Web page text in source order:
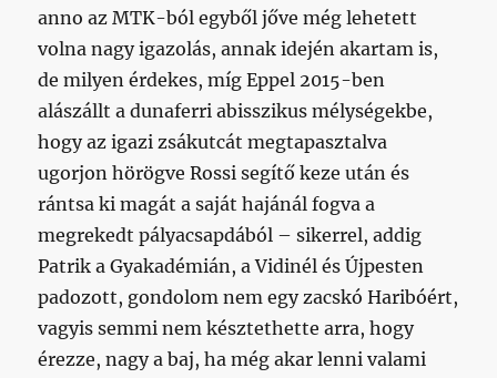
anno az MTK-ból egyből jőve még lehetett
volna nagy igazolás, annak idején akartam is,
de milyen érdekes, míg Eppel 2015-ben
alászállt a dunaferri abisszikus mélységekbe,
hogy az igazi zsákutcát megtapasztalva
ugorjon hörögve Rossi segítő keze után és
rántsa ki magát a saját hajánál fogva a
megrekedt pályacsapdából – sikerrel, addig
Patrik a Gyakadémián, a Vidinél és Újpesten
padozott, gondolom nem egy zacskó Haribóért,
vagyis semmi nem késztethette arra, hogy
érezze, nagy a baj, ha még akar lenni valami